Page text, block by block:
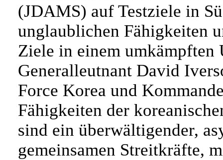
(JDAMS) auf Testziele in
unglaublichen Fähigkeiten
Ziele in einem umkämpften
Generalleutnant David
Force Korea und
Fähigkeiten der
sind ein überwältigender,
gemeinsamen Streitkräfte,